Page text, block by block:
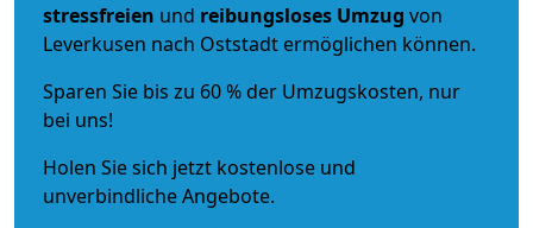
stressfreien und reibungsloses Umzug von
Leverkusen nach Oststadt ermöglichen können.
Sparen Sie bis zu 60 % der Umzugskosten, nur
bei uns!
Holen Sie sich jetzt kostenlose und
unverbindliche Angebote.